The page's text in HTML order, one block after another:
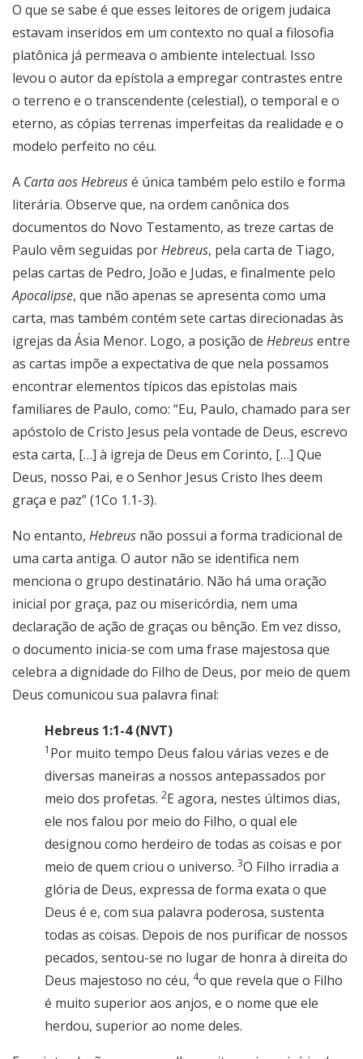
O que se sabe é que esses leitores de origem judaica
estavam inseridos em um contexto no qual a filosofia
platônica já permeava o ambiente intelectual. Isso
levou o autor da epístola a empregar contrastes entre
o terreno e o transcendente (celestial), o temporal e o
eterno, as cópias terrenas imperfeitas da realidade e o
modelo perfeito no céu.
A Carta aos Hebreusé única também pelo estilo e forma
literária. Observe que, na ordem canônica dos
documentos do Novo Testamento, as treze cartas de
Paulo vêm seguidas porHebreus, pela carta de Tiago,
pelas cartas de Pedro, João e Judas, e finalmente pelo
Apocalipse, que não apenas se apresenta como uma
carta, mas também contém sete cartas direcionadas às
igrejas da Ásia Menor. Logo, a posição de Hebreusentre
as cartas impõe a expectativa de que nela possamos
encontrar elementos típicos das epístolas mais
familiares de Paulo, como: “Eu, Paulo, chamado para ser
apóstolo de Cristo Jesus pela vontade de Deus, escrevo
esta carta, […] à igreja de Deus em Corinto, […] Que
Deus, nosso Pai, e o Senhor Jesus Cristo lhes deem
graça e paz” (1Co 1.1-3).
No entanto, Hebreus não possui a forma tradicional de
uma carta antiga. O autor não se identifica nem
menciona o grupo destinatário. Não há uma oração
inicial por graça, paz ou misericórdia, nem uma
declaração de ação de graças ou bênção. Em vez disso,
o documento inicia-se com uma frase majestosa que
celebra a dignidade do Filho de Deus, por meio de quem
Deus comunicou sua palavra final:
Hebreus 1:1-4 (NVT)
1 Por muito tempo Deus falou várias vezes e de
diversas maneiras a nossos antepassados por
meio dos profetas. 2E agora, nestes últimos dias,
ele nos falou por meio do Filho, o qual ele
designou como herdeiro de todas as coisas e por
meio de quem criou o universo. 3O Filho irradia a
glória de Deus, expressa de forma exata o que
Deus é e, com sua palavra poderosa, sustenta
todas as coisas. Depois de nos purificar de nossos
pecados, sentou-se no lugar de honra à direita do
Deus majestoso no céu, 4o que revela que o Filho
é muito superior aos anjos, e o nome que ele
herdou, superior ao nome deles.